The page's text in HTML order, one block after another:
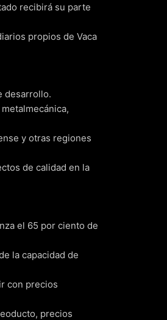
recibirá su parte
propios de Vaca
desarrollo.
y otras regiones
de calidad en la
el 65 por ciento de
la capacidad de
con precios
precios